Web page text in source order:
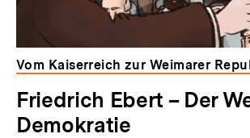
Vom Kaiserreich zur Weimarer
Friedrich Ebert – Der
Demokratie